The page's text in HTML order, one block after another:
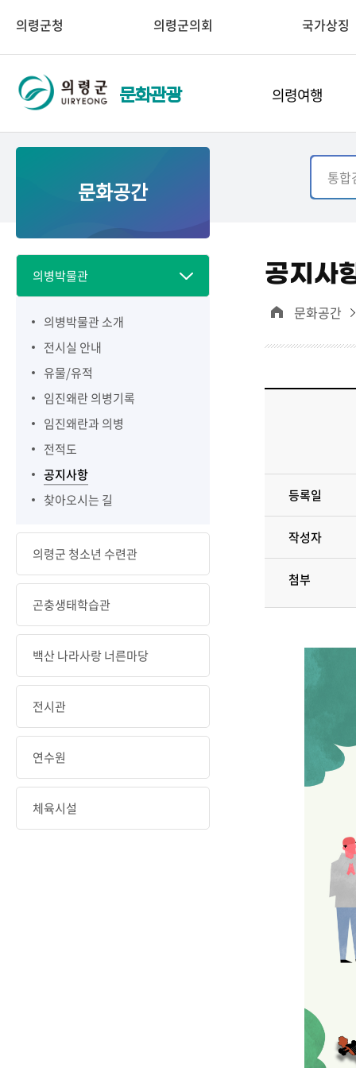
의령군청 의령군의회 국가상징
문화관광 의령여행
문화공간
의병박물관
의병박물관 소개
전시실 안내
유물/유적
임진왜란 의병기록
임진왜란과 의병
전적도
공지사항
찾아오시는 길
의령군 청소년 수련관
곤충생태학습관
백산 나라사랑 너른마당
전시관
연수원
체육시설
공지사
문화공간
등록일
작성자
첨부